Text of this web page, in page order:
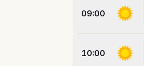
09:00
10:00